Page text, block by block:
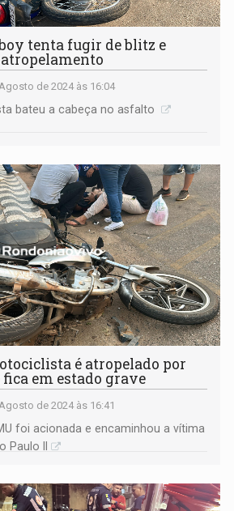
tenta fugir de blitz e
de 2024 às 16:04
bateu a cabeça no asfalto
é atropelado por
em estado grave
de 2024 às 16:41
foi acionada e encaminhou a vítima
Paulo II